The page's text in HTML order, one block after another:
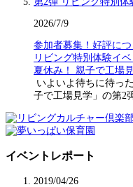
2026/7/9
参加者募集！好評に
リビング特別体験イベ
夏休み！ 親子で工場
いよいよ待ちに待っ
子で工場見学」の第2
イベントレポート
2019/04/26